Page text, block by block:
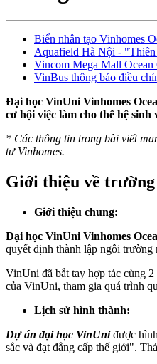
Biển nhân tạo Vinhomes
Aquafield Hà Nội -
Vincom Mega Mall
VinBus thông báo điều
Đại học VinUni Vinhomes
cơ hội việc làm cho thế hệ
* Các thông tin trong bài viết
tư Vinhomes.
Giới thiệu về
Giới thiệu chung:
Đại học VinUni Vinhomes
quyết định thành lập ngôi trường
VinUni đã bắt tay hợp tác cùng
của VinUni, tham gia quá trình
Lịch sử hình thành:
Dự án đại học VinUniđược
sắc và đạt đẳng cấp thế giới".